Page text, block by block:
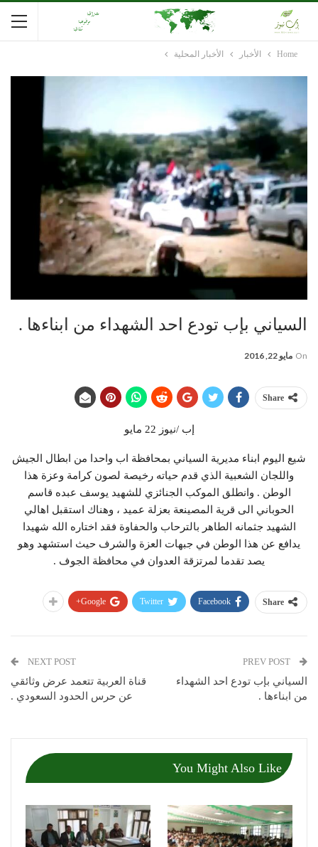
Home الأخبار الأخبار المحلية
السياني بإب تودع احد الشهداء من ابناءها .
On مايو 22, 2016
Share
إب /نيوز 22 مايو
شيع اليوم ابناء مديرية السياني بمحافظة اب واحدا من ابطال الجيش
واللجان الشعبية الذي قدم حياته رخيصة لصون كرامة وعزة هذا
الوطن . وانطلق الموكب الجنائزي للشهيد يوسف عبده قاسم
الحوباني الى قرية المصينعة بعزلة عميد ، وهناك استقبل اهالي
الشهيد جثمانه الطاهر بالترحاب والحفاوة فقد اختاره الله شهيدا
يدافع عن هذا الوطن في جبهات العزة والشرف حيث استشهد وهو
يصد تقدما لمرتزقة العدوان في محافظة الجوف .
Share
Facebook
Twitter
Google+
السياني بإب تودع احد الشهداء
من ابناءها .
NEXT POST
قناة العربية تتعمد عرض وثائقي
عن حرس الحدود السعودي .
You Might Also Like